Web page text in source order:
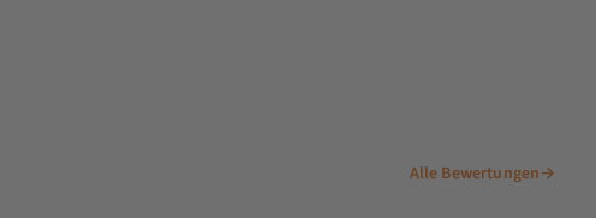
Alle Bewertungen→